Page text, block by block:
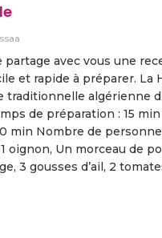
partage avec vous une
et rapide à préparer. La
traditionnelle algérienne
de préparation : 15
min Nombre de
oignon, Un morceau de
3 gousses d’ail, 2